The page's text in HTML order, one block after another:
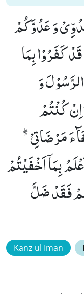
عَدُوِّیْ وَ عَدُوَّكُمْ
كَفَرُوْا بِمَا
وَ
اِنْ كُنْتُمْ
مَرْضَاتِیْ ﳓ
بِمَاۤ اَخْفَیْتُمْ
فَقَدْ ضَلَّ
Kanz ul Iman